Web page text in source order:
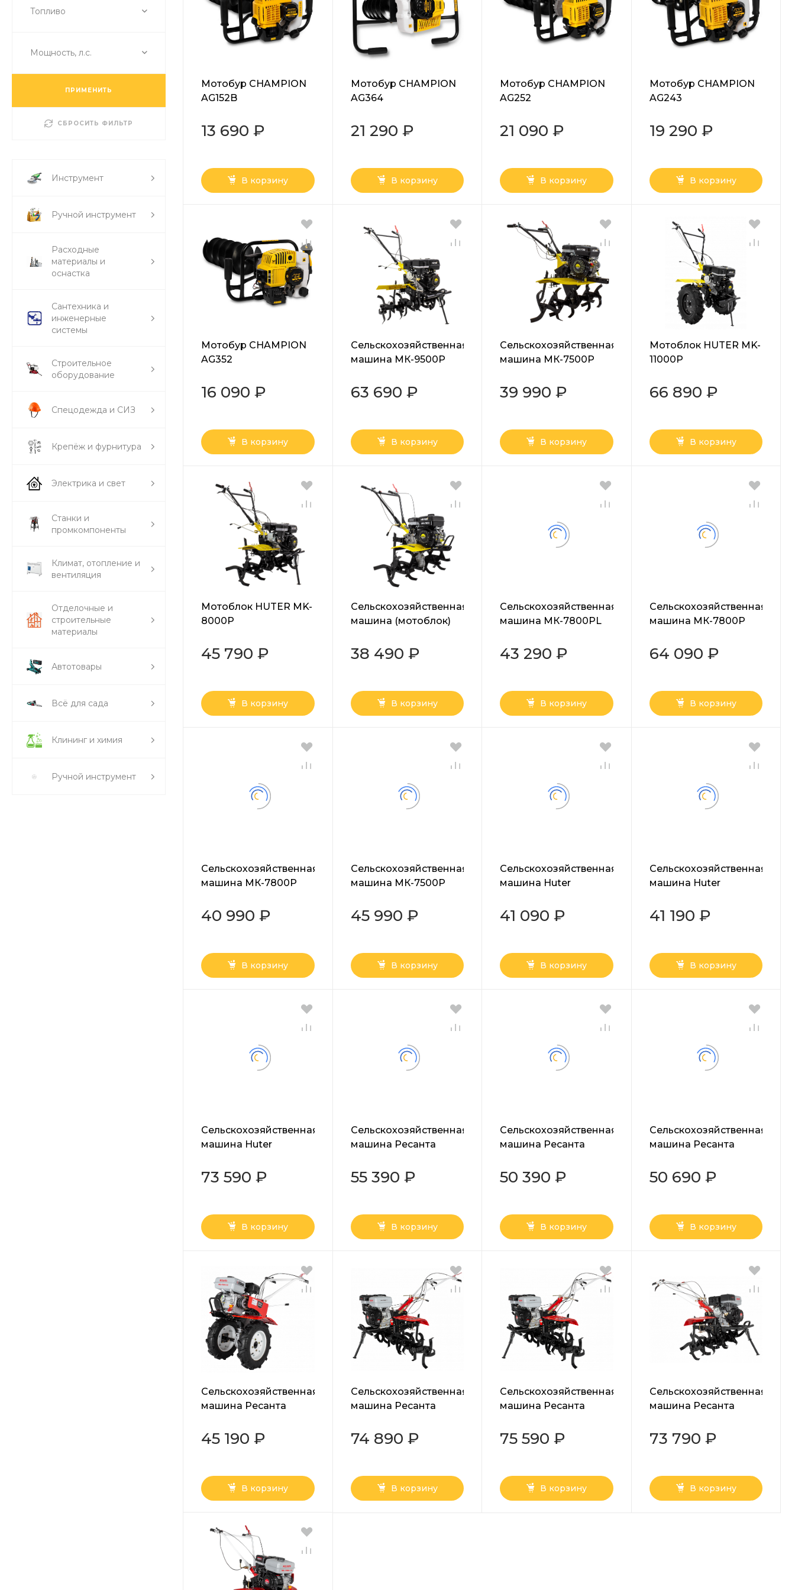
Топливо
Мощность, л.с.
ПРИМЕНИТЬ
СБРОСИТЬ ФИЛЬТР
Инструмент
Ручной инструмент
Расходные
материалы и
оснастка
Сантехника и
инженерные
системы
Строительное
оборудование
Спецодежда и СИЗ
Крепёж и фурнитура
Электрика и свет
Станки и
промкомпоненты
Климат, отопление и
вентиляция
Отделочные и
строительные
материалы
Автотовары
Всё для сада
Клининг и химия
Ручной инструмент
Мотобур CHAMPION
AG152B
13 690 ₽
В корзину
Мотобур CHAMPION
AG364
21 290 ₽
В корзину
Мотобур CHAMPION
AG252
21 090 ₽
В корзину
Мотобур CHAMPION
AG243
19 290 ₽
В корзину
Мотобур CHAMPION
AG352
16 090 ₽
В корзину
Сельскохозяйственная
машина МК-9500P
63 690 ₽
В корзину
Сельскохозяйственная
машина МК-7500P
39 990 ₽
В корзину
Мотоблок HUTER MK-
11000P
66 890 ₽
В корзину
Мотоблок HUTER MK-
8000P
45 790 ₽
В корзину
Сельскохозяйственная
машина (мотоблок)
38 490 ₽
В корзину
Сельскохозяйственная
машина МК-7800PL
43 290 ₽
В корзину
Сельскохозяйственная
машина МК-7800P
64 090 ₽
В корзину
Сельскохозяйственная
машина МК-7800P
40 990 ₽
В корзину
Сельскохозяйственная
машина МК-7500P
45 990 ₽
В корзину
Сельскохозяйственная
машина Huter
41 090 ₽
В корзину
Сельскохозяйственная
машина Huter
41 190 ₽
В корзину
Сельскохозяйственная
машина Huter
73 590 ₽
В корзину
Сельскохозяйственная
машина Ресанта
55 390 ₽
В корзину
Сельскохозяйственная
машина Ресанта
50 390 ₽
В корзину
Сельскохозяйственная
машина Ресанта
50 690 ₽
В корзину
Сельскохозяйственная
машина Ресанта
45 190 ₽
В корзину
Сельскохозяйственная
машина Ресанта
74 890 ₽
В корзину
Сельскохозяйственная
машина Ресанта
75 590 ₽
В корзину
Сельскохозяйственная
машина Ресанта
73 790 ₽
В корзину